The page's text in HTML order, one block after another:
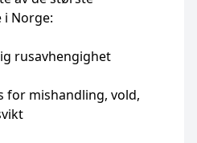
Norge:
rusavhengighet
for mishandling, vold,